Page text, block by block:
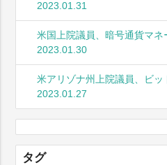
2023.01.31
米国上院議員、暗号通貨マ
2023.01.30
米アリゾナ州上院議員、ビ
2023.01.27
タグ